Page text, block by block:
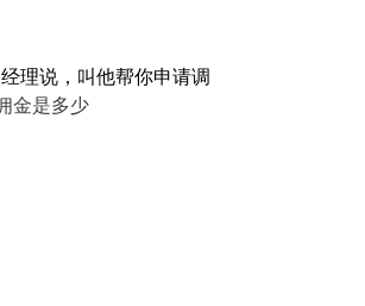
理说，叫他帮你申请调
金是多少